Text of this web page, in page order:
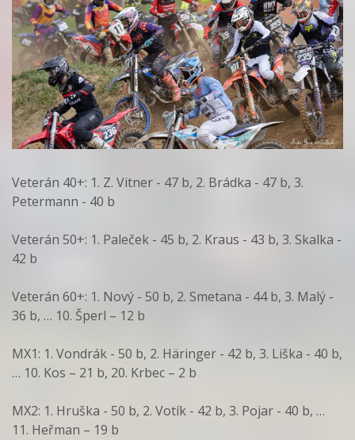
Veterán 40+: 1. Z. Vitner - 47 b, 2. Brádka - 47 b, 3.
Petermann - 40 b
Veterán 50+: 1. Paleček - 45 b, 2. Kraus - 43 b, 3. Skalka -
42 b
Veterán 60+: 1. Nový - 50 b, 2. Smetana - 44 b, 3. Malý -
36 b, … 10. Šperl – 12 b
MX1: 1. Vondrák - 50 b, 2. Häringer - 42 b, 3. Liška - 40 b,
… 10. Kos – 21 b, 20. Krbec – 2 b
MX2: 1. Hruška - 50 b, 2. Votík - 42 b, 3. Pojar - 40 b, …
11. Heřman – 19 b